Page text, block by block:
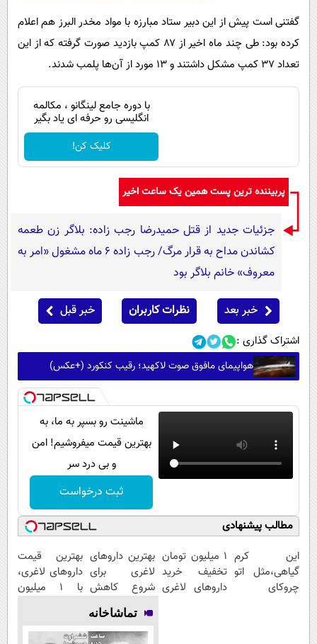
حیات وحش
گفتنی است پیش از این دبیر ستاد مبارزه با مواد مخدر البرز هم اعلام
کرده بود: طی چند ماه اخیر از‌‌ ۸۷ ‌کمپ بازدید‌ صورت گرفته که از این
تعداد‌ ۳۷ ‌کمپ مشکل داشتند و‌ ۱۳ ‌مورد از آن‌ها پلمب شدند.
با دوره جامع لینگانو ، مکالمه
انگلیسی رو حرفه ای یاد بگیر
کلیک کن!
پربیننده ترین پست همین یک ساعت اخیر
جزئیات جدید از قتل حمیدرضا رجب زاده: بلاگر زن طعمه
کشاندن مداح به قرار مرگ/ رجب زاده 6 ماه مشغول «امر به
معروف» خانم بلاگر بود
خبر بعد نظرات کاربران خبر قبل
اشتراک گذاری :
هواپیمای مافوق صوت لاکهید؛ رقیب کنکورد (+عکس)
ماشینت رو بسپر به ما، به
بهترین قیمت میفروشیم! امن
و بی درد سر
ثبت درخواست
مطالب پیشنهادی
این کرم
گیاهی،مثل اتو
چروکای
1 میلیون تومان
تخفیف خرید
داروهای لاغری
بهترین داروهای
لاغری برای
شروع کاهش
وزن، ارسال از
داروخانه های
نزدیکت!
بهترین قیمت
داروهای لاغری،
با ۱ میلیون
تماشاخانه